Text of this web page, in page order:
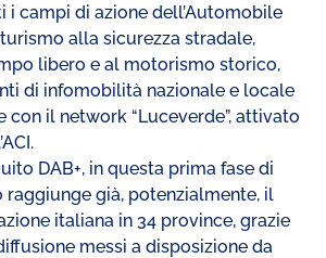
campi di azione dell’Automobile
alla sicurezza stradale,
libero e al motorismo storico,
di infomobilità nazionale e locale
con il network “Luceverde”, attivato
DAB+, in questa prima fase di
raggiunge già, potenzialmente, il
italiana in 34 province, grazie
messi a disposizione da